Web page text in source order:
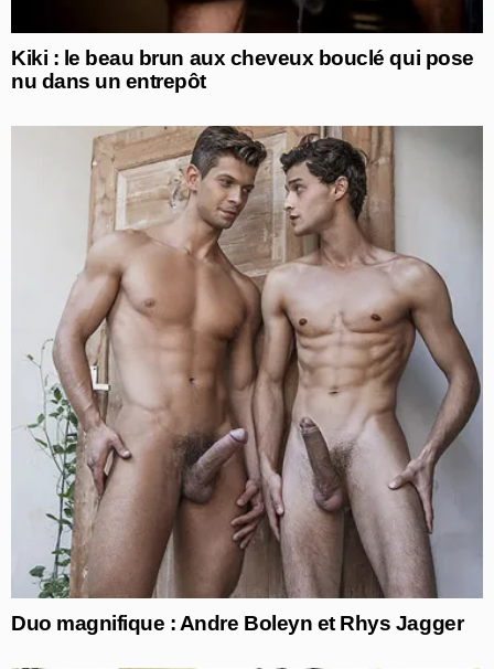
Kiki : le beau brun aux cheveux bouclé qui pose
nu dans un entrepôt
Duo magnifique : Andre Boleyn et Rhys Jagger